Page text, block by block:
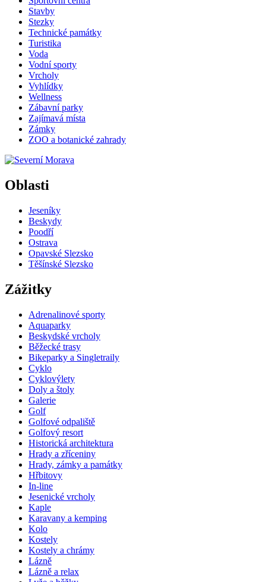
Stavby
Stezky
Technické památky
Turistika
Voda
Vodní sporty
Vrcholy
Vyhlídky
Wellness
Zábavní parky
Zajímavá místa
Zámky
ZOO a botanické zahrady
Oblasti
Jeseníky
Beskydy
Poodří
Ostrava
Opavské Slezsko
Těšínské Slezsko
Zážitky
Adrenalinové sporty
Aquaparky
Beskydské vrcholy
Běžecké trasy
Bikeparky a Singletraily
Cyklo
Cyklovýlety
Doly a štoly
Galerie
Golf
Golfové odpaliště
Golfový resort
Historická architektura
Hrady a zříceniny
Hrady, zámky a památky
Hřbitovy
In-line
Jesenické vrcholy
Kaple
Karavany a kemping
Kolo
Kostely
Kostely a chrámy
Lázně
Lázně a relax